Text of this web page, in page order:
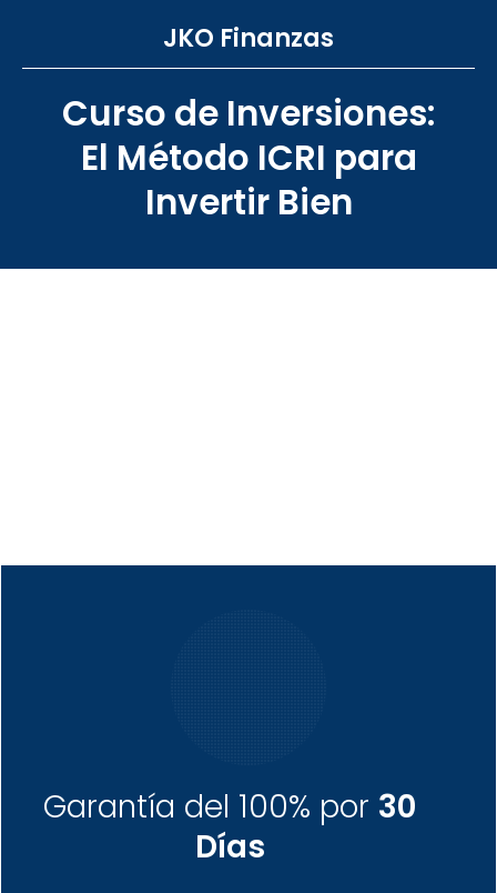
JKO Finanzas
Curso de Inversiones:
El Método ICRI para
Invertir Bien
Garantía del 100% por 30
Días